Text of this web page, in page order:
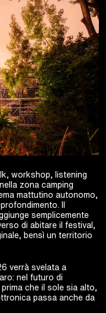
workshop, listening
zona camping
mattutino autonomo,
Il
semplicemente
di abitare il festival,
bensì un territorio
verrà svelata a
nel futuro di
che il sole sia alto,
passa anche da